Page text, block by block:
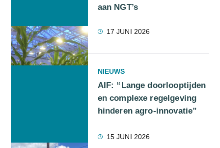
aan NGT’s
17 JUNI 2026
NIEUWS
AIF: “Lange doorlooptijden
en complexe regelgeving
hinderen agro-innovatie”
15 JUNI 2026